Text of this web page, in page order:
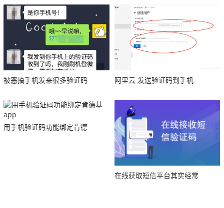
被恶搞手机发来很多验证码 阿里云 发送验证码到手机
用手机验证码功能绑定肯德
在线获取短信平台其实经常